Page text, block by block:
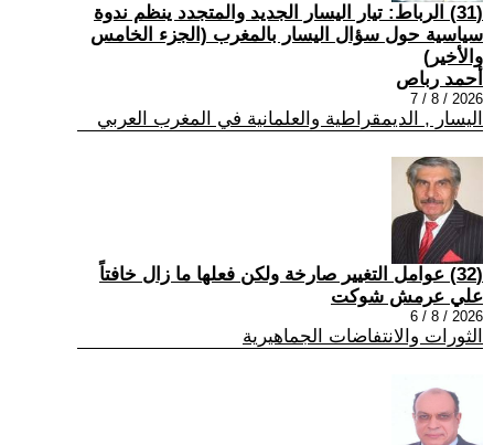
(31) الرباط: تيار اليسار الجديد والمتجدد ينظم ندوة
سياسية حول سؤال اليسار بالمغرب (الجزء الخامس
والأخير)
أحمد رباص
2026 / 8 / 7
اليسار , الديمقراطية والعلمانية في المغرب العربي
(32) عوامل التغيير صارخة ولكن فعلها ما زال خافتاً
علي عرمش شوكت
2026 / 8 / 6
الثورات والانتفاضات الجماهيرية